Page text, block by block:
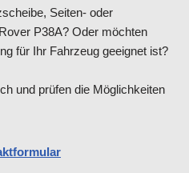
Seiten- oder
P38A? Oder möchten
für Ihr Fahrzeug geeignet ist?
und prüfen die Möglichkeiten